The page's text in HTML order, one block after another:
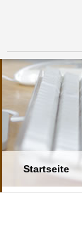
Startseite